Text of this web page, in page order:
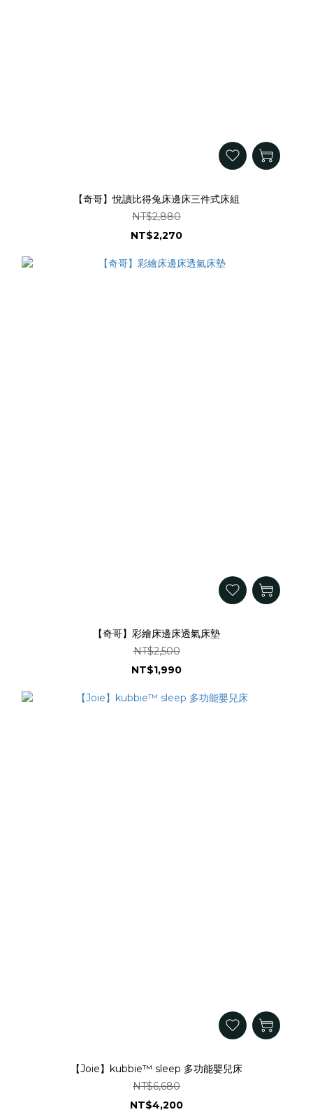
【奇哥】悅讀比得兔床邊床三件式床組
NT$2,880
NT$2,270
【奇哥】彩繪床邊床透氣床墊
NT$2,500
NT$1,990
【Joie】kubbie™ sleep 多功能嬰兒床
NT$6,680
NT$4,200